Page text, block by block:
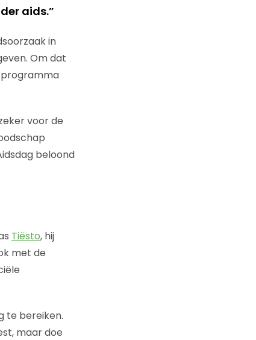
aids.”
in
Om dat
voor de
beloond
Tiësto, hij
met de
te bereiken.
maar doe